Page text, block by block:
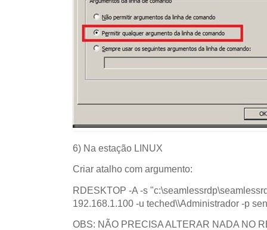
6) Na estação LINUX
Criar atalho com argumento:
RDESKTOP -A -s
192.168.1.100 -u teched\\Administrador -p
OBS: NÃO PRECISA ALTERAR NADA NO